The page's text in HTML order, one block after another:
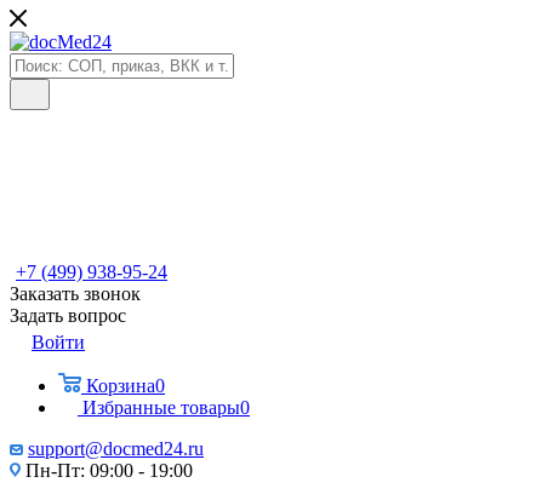
+7 (499) 938-95-24
Заказать звонок
Задать вопрос
Войти
Корзина0
Избранные товары0
support@docmed24.ru
Пн-Пт: 09:00 - 19:00